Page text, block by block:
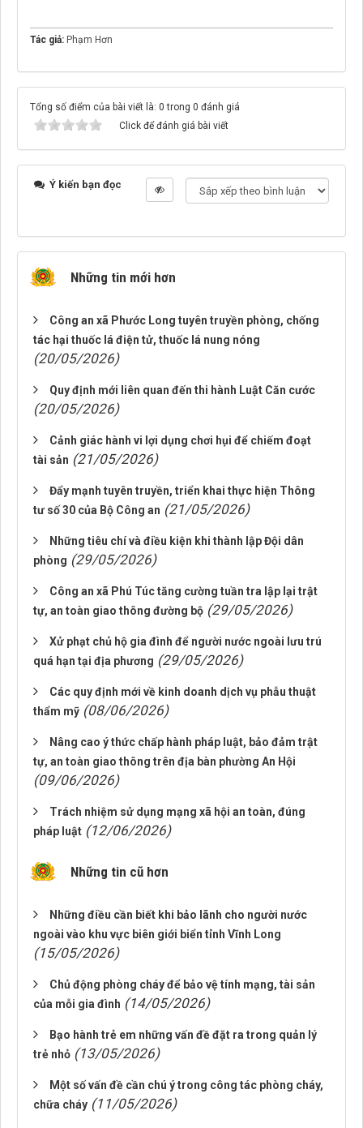
Tác giả: Phạm Hơn
Tổng số điểm của bài viết là: 0 trong 0 đánh giá
Click để đánh giá bài viết
Ý kiến bạn đọc
Những tin mới hơn
Công an xã Phước Long tuyên truyền phòng, chống
tác hại thuốc lá điện tử, thuốc lá nung nóng
(20/05/2026)
Quy định mới liên quan đến thi hành Luật Căn cước
(20/05/2026)
Cảnh giác hành vi lợi dụng chơi hụi để chiếm đoạt
tài sản (21/05/2026)
Đẩy mạnh tuyên truyền, triển khai thực hiện Thông
tư số 30 của Bộ Công an (21/05/2026)
Những tiêu chí và điều kiện khi thành lập Đội dân
phòng (29/05/2026)
Công an xã Phú Túc tăng cường tuần tra lập lại trật
tự, an toàn giao thông đường bộ (29/05/2026)
Xử phạt chủ hộ gia đình để người nước ngoài lưu trú
quá hạn tại địa phương (29/05/2026)
Các quy định mới về kinh doanh dịch vụ phẫu thuật
thẩm mỹ (08/06/2026)
Nâng cao ý thức chấp hành pháp luật, bảo đảm trật
tự, an toàn giao thông trên địa bàn phường An Hội
(09/06/2026)
Trách nhiệm sử dụng mạng xã hội an toàn, đúng
pháp luật (12/06/2026)
Những tin cũ hơn
Những điều cần biết khi bảo lãnh cho người nước
ngoài vào khu vực biên giới biển tỉnh Vĩnh Long
(15/05/2026)
Chủ động phòng cháy để bảo vệ tính mạng, tài sản
của mỗi gia đình (14/05/2026)
Bạo hành trẻ em những vấn đề đặt ra trong quản lý
trẻ nhỏ (13/05/2026)
Một số vấn đề cần chú ý trong công tác phòng cháy,
chữa cháy (11/05/2026)